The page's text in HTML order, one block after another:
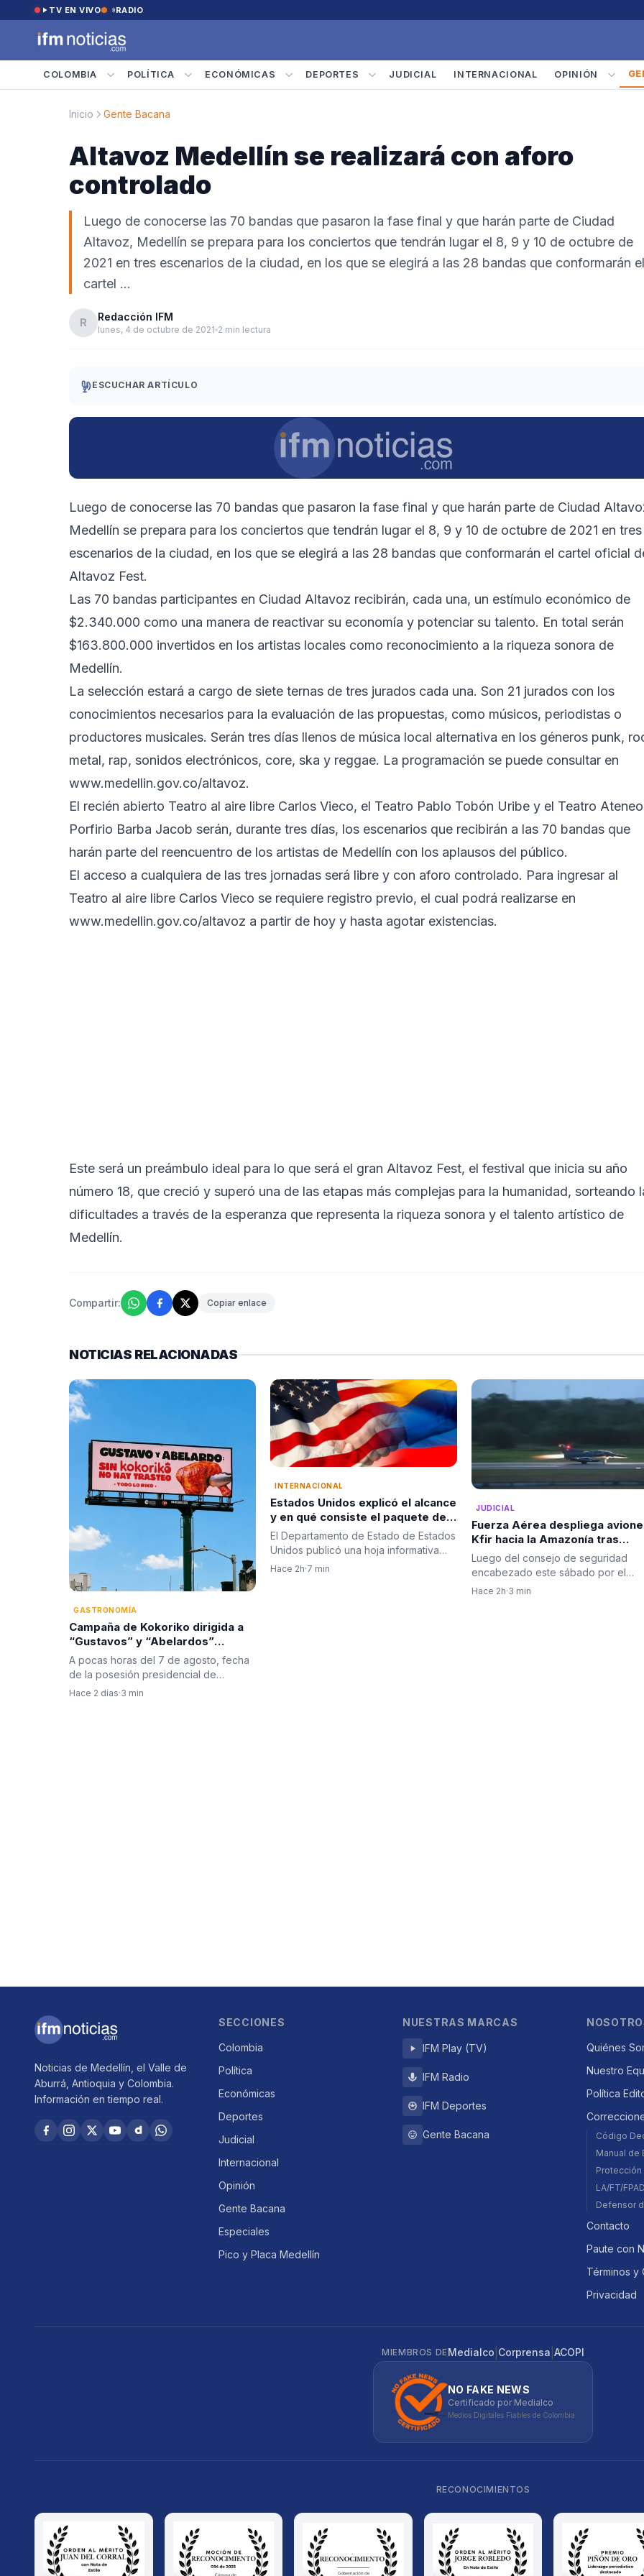
Saltar al contenido
TV EN VIVO RADIO
COLOMBIA POLÍTICA ECONÓMICAS DEPORTES JUDICIAL INTERNACIONAL OPINIÓN
Inicio Gente Bacana
Altavoz Medellín se realizará con aforo
controlado
Luego de conocerse las 70 bandas que pasaron la fase final y que harán parte de Ciudad
Altavoz, Medellín se prepara para los conciertos que tendrán lugar el 8, 9 y 10 de octubre de
2021 en tres escenarios de la ciudad, en los que se elegirá a las 28 bandas que conformarán el
cartel …
R Redacción IFM
lunes, 4 de octubre de 2021 2 min lectura
ESCUCHAR ARTÍCULO
Luego de conocerse las 70 bandas que pasaron la fase final y que harán parte de Ciudad
Medellín se prepara para los conciertos que tendrán lugar el 8, 9 y 10 de octubre de 2021 en tres
escenarios de la ciudad, en los que se elegirá a las 28 bandas que conformarán el cartel oficial
Altavoz Fest.
Las 70 bandas participantes en Ciudad Altavoz recibirán, cada una, un estímulo económico de
$2.340.000 como una manera de reactivar su economía y potenciar su talento. En total serán
$163.800.000 invertidos en los artistas locales como reconocimiento a la riqueza sonora de
Medellín.
La selección estará a cargo de siete ternas de tres jurados cada una. Son 21 jurados con los
conocimientos necesarios para la evaluación de las propuestas, como músicos, periodistas o
productores musicales. Serán tres días llenos de música local alternativa en los géneros punk,
metal, rap, sonidos electrónicos, core, ska y reggae. La programación se puede consultar en
www.medellin.gov.co/altavoz.
El recién abierto Teatro al aire libre Carlos Vieco, el Teatro Pablo Tobón Uribe y el Teatro Ateneo
Porfirio Barba Jacob serán, durante tres días, los escenarios que recibirán a las 70 bandas que
harán parte del reencuentro de los artistas de Medellín con los aplausos del público.
El acceso a cualquiera de las tres jornadas será libre y con aforo controlado. Para ingresar al
Teatro al aire libre Carlos Vieco se requiere registro previo, el cual podrá realizarse en
www.medellin.gov.co/altavoz a partir de hoy y hasta agotar existencias.
Este será un preámbulo ideal para lo que será el gran Altavoz Fest, el festival que inicia su año
número 18, que creció y superó una de las etapas más complejas para la humanidad, sorteando
dificultades a través de la esperanza que representa la riqueza sonora y el talento artístico de
Medellín.
Compartir: Copiar enlace
NOTICIAS RELACIONADAS
GASTRONOMÍA
Campaña de Kokoriko dirigida a
“Gustavos” y “Abelardos”
sacude las redes en Colombia
A pocas horas del 7 de agosto, fecha
de la posesión presidencial de
Abelardo De La Espriella, una…
Hace 2 días·3 min
INTERNACIONAL
Estados Unidos explicó el alcance
y en qué consiste el paquete de
seguridad de US$1.000 millones
para Colombia tras la posesión
de Abelardo De La Espriella
El Departamento de Estado de Estados
Unidos publicó una hoja informativa
tras la posesión…
Hace 2h·7 min
JUDICIAL
Fuerza Aérea despliega
Kfir hacia la Amazonía tras
consejo de seguridad del
presidente
Luego del consejo de seguridad
encabezado este sábado por el
presidente Abelardo De La Espriella
Hace 2h·3 min
Noticias de Medellín, el Valle de
Aburrá, Antioquia y Colombia.
Información en tiempo real.
SECCIONES
Colombia
Política
Económicas
Deportes
Judicial
Internacional
Opinión
Gente Bacana
Especiales
Pico y Placa Medellín
NUESTRAS MARCAS
IFM Play (TV)
IFM Radio
IFM Deportes
Gente Bacana
Quiénes
Nuestro
Política
Código
Manual de
Protección
LA/FT/
Defensor
Contacto
Paute con
Términos y
Privacidad
MIEMBROS DEMedialco Corprensa ACOPI
NO FAKE NEWS
Certificado por Medialco
Medios Digitales Fiables de Colombia
RECONOCIMIENTOS